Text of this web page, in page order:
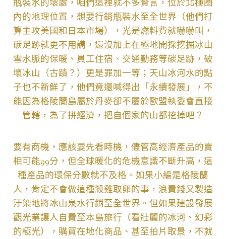
瓶裝水的壞處，咱們這裡就不多贅言，位於北極圈
內的地理位置，想要行銷瓶裝水至全世界（他們打
算主攻美國和日本市場），光是燃料費就嚇嚇叫，
碳足跡就更不用講，還沒加上在極地開採挖掘冰山
雪水脈的保暖、員工住宿、交通勤務等碳足跡，破
壞冰山（古蹟？）更是罪加一等；天山冰河水的點
子也不新鮮了，他們竟還喊得出「永續發展」，不
能因為格陵蘭島屬於丹麥卻不屬於歐盟執委會直接
管轄，為了拼經濟，把自個家的山都挖掉吧？
要有商機，應該要先看時機，儘管高經濟產品的賣
相可能99分，但全球暖化的危機意識不斷升高，這
種產品的環保分數就不及格。如果小編是格陵蘭
人，肯定不會做這種殺雞取卵的事，浪費錢又製造
汙染地將冰山泉水行銷至全世界。但如果建設發展
觀光業讓人自費至本島旅行（看壯麗的冰河、幻彩
的極光），購買在地化商品、甚至拍片取景，不就